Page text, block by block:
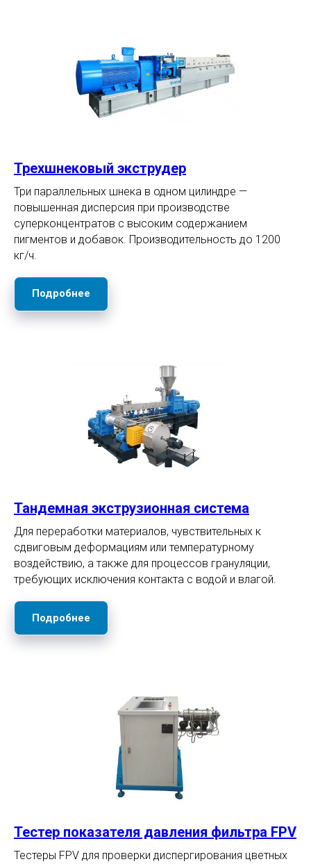
Трехшнековый экструдер
Три параллельных шнека в одном цилиндре —
повышенная дисперсия при производстве
суперконцентратов с высоким содержанием
пигментов и добавок. Производительность до 1200
кг/ч.
Подробнее
Тандемная экструзионная система
Для переработки материалов, чувствительных к
сдвиговым деформациям или температурному
воздействию, а также для процессов грануляции,
требующих исключения контакта с водой и влагой.
Подробнее
Тестер показателя давления фильтра FPV
Тестеры FPV для проверки диспергирования цветных